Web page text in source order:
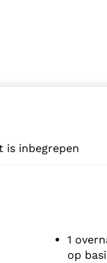
is inbegrepen
1
op